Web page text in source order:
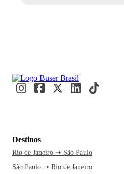
Destinos
Rio de Janeiro ➝ São Paulo
São Paulo ➝ Rio de Janeiro